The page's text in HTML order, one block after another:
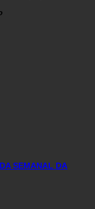
SEMANAL DA